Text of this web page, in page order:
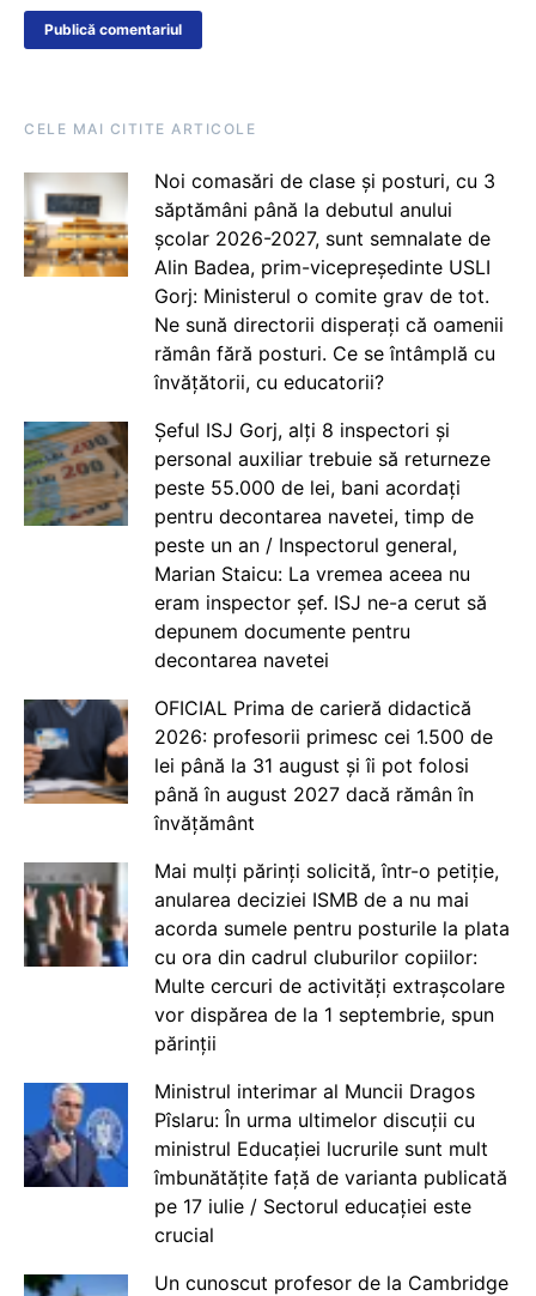
CELE MAI CITITE ARTICOLE
Noi comasări de clase și posturi, cu 3
săptămâni până la debutul anului
școlar 2026-2027, sunt semnalate de
Alin Badea, prim-vicepreședinte USLI
Gorj: Ministerul o comite grav de tot.
Ne sună directorii disperați că oamenii
rămân fără posturi. Ce se întâmplă cu
învățătorii, cu educatorii?
Șeful ISJ Gorj, alți 8 inspectori și
personal auxiliar trebuie să returneze
peste 55.000 de lei, bani acordați
pentru decontarea navetei, timp de
peste un an / Inspectorul general,
Marian Staicu: La vremea aceea nu
eram inspector șef. ISJ ne-a cerut să
depunem documente pentru
decontarea navetei
OFICIAL Prima de carieră didactică
2026: profesorii primesc cei 1.500 de
lei până la 31 august și îi pot folosi
până în august 2027 dacă rămân în
învățământ
Mai mulți părinți solicită, într-o petiție,
anularea deciziei ISMB de a nu mai
acorda sumele pentru posturile la plata
cu ora din cadrul cluburilor copiilor:
Multe cercuri de activități extrașcolare
vor dispărea de la 1 septembrie, spun
părinții
Ministrul interimar al Muncii Dragos
Pîslaru: În urma ultimelor discuții cu
ministrul Educației lucrurile sunt mult
îmbunătățite față de varianta publicată
pe 17 iulie / Sectorul educației este
crucial
Un cunoscut profesor de la Cambridge